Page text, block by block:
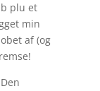
plu et
min
af (og